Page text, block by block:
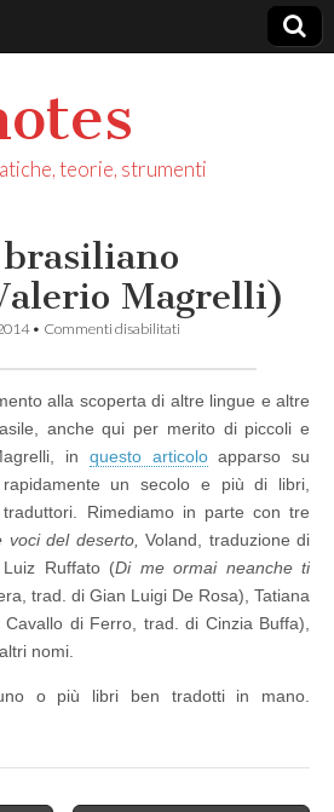
teorie, strumenti
Magrelli)
• Commenti disabilitati
brasiliano
Valerio
Magrelli)
alla scoperta di altre lingue e altre
anche qui per merito di piccoli e
in questo articoloapparso su
rapidamente un secolo e più di libri,
Rimediamo in parte con tre
voci del deserto,Voland, traduzione di
Ruffato (Di me ormai neanche ti
trad. di Gian Luigi De Rosa), Tatiana
Cavallo di Ferro, trad. di Cinzia Buffa),
nomi.
o più libri ben tradotti in mano.